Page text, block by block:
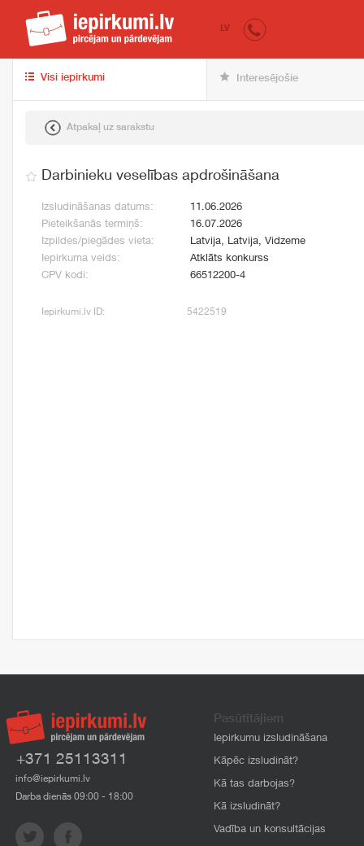
iepirkumi.lv
LV
Visi iepirkumi Interesējošie
Atpakaļ uz sarakstu
Darbinieku veselības apdrošināšana
Izsludināšanas datums:
11.06.2026
Pieteikšanās termiņš:
16.07.2026
Izpildes/piegādes vieta:
Latvija, Latvija, Vidzeme
Iepirkuma veids:
Atklāts konkurss
CPV kodi:
66512200-4
Iepirkumi.lv ID: 5422519
+371 25113311
info@iepirkumi.lv
Darba dienās 09:00 - 18:00
Pasūtītājiem
Iepirkumu izsludināšana
Kāpēc izsludināt?
Kā tas darbojas?
Kā izsludināt?
Vadība un konsultācijas